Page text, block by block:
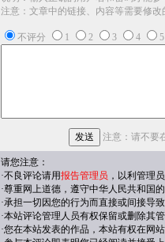
注意：文章中的链接、内容等需要修改
不评分 1 2 3 4 5
注意：请不要
请您注意：
·不良评论请用报告管理员 ，以利管理
·尊重网上道德，遵守中华人民共和国
·承担一切因您的行为而直接或间接导
·本站评论管理人员有权保留或删除其
·您在本站发表的作品，本站有权在网